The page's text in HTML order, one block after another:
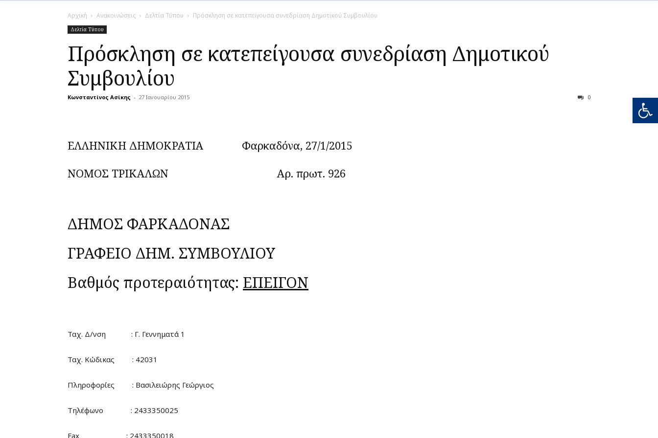
Αρχική Ανακοινώσεις Δελτία Τύπου Πρόσκληση σε κατεπείγουσα συνεδρίαση Δημοτικού Συμβουλίου
Δελτία Τύπου
Πρόσκληση σε κατεπείγουσα συνεδρίαση Δημοτικού
Συμβουλίου
Κωνσταντίνος Ασίκης - 27 Ιανουαρίου 2015 0
ΕΛΛΗΝΙΚΗ ΔΗΜΟΚΡΑΤΙΑ Φαρκαδόνα, 27/1/2015
ΝΟΜΟΣ ΤΡΙΚΑΛΩΝ Αρ. πρωτ. 926
ΔΗΜΟΣ ΦΑΡΚΑΔΟΝΑΣ
ΓΡΑΦΕΙΟ ΔΗΜ. ΣΥΜΒΟΥΛΙΟΥ
Βαθμός προτεραιότητας: ΕΠΕΙΓΟΝ
Ταχ. Δ/νση : Γ. Γεννηματά 1
Ταχ. Κώδικας : 42031
Πληροφορίες : Βασιλειώρης Γεώργιος
Τηλέφωνο : 2433350025
Fax : 2433350018